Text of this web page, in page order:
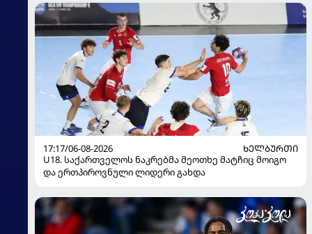
17:17/06-08-2026
ᲮᲔᲚᲑᲣᲠᲗᲘ
U18. საქართველოს ნაკრებმა მეოთხე მატჩიც მოიგო
და ერთპიროვნული ლიდერი გახდა